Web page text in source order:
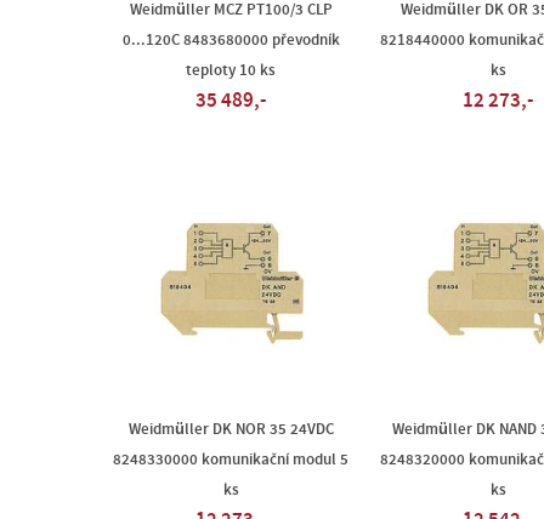
Weidmüller MCZ PT100/3 CLP
0...120C 8483680000 převodník
teploty 10 ks
35 489,-
Weidmüller DK OR
8218440000
ks
12 273,-
Weidmüller DK NOR 35 24VDC
8248330000 komunikační modul 5
ks
Weidmüller DK NAND
8248320000
ks